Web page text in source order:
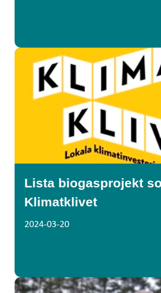
Lista biogasprojekt
Klimatklivet
2024-03-20